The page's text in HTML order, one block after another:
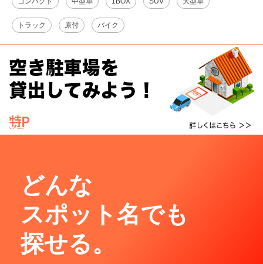
トラック 原付 バイク
どんな
スポット名でも
探せる。